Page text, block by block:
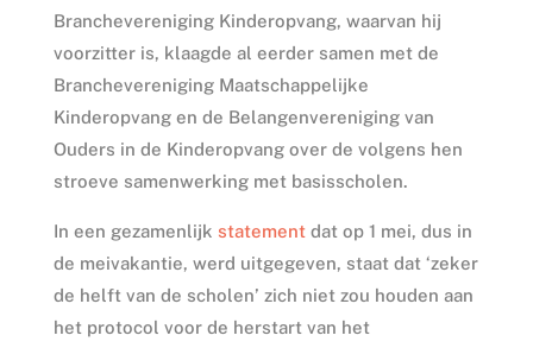
Branchevereniging Kinderopvang, waarvan hij
voorzitter is, klaagde al eerder samen met de
Branchevereniging Maatschappelijke
Kinderopvang en de Belangenvereniging van
Ouders in de Kinderopvang over de volgens hen
stroeve samenwerking met basisscholen.
In een gezamenlijk statementdat op 1 mei, dus in
de meivakantie, werd uitgegeven, staat dat ‘zeker
de helft van de scholen’ zich niet zou houden aan
het protocol voor de herstart van het